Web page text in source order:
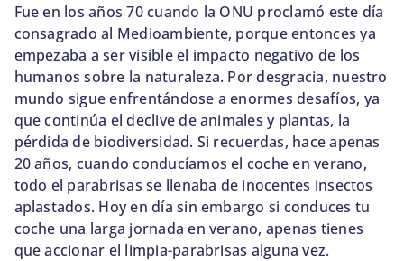
Fue en los años 70 cuando la ONU proclamó este día
consagrado al Medioambiente, porque entonces ya
empezaba a ser visible el impacto negativo de los
humanos sobre la naturaleza. Por desgracia, nuestro
mundo sigue enfrentándose a enormes desafíos, ya
que continúa el declive de animales y plantas, la
pérdida de biodiversidad. Si recuerdas, hace apenas
20 años, cuando conducíamos el coche en verano,
todo el parabrisas se llenaba de inocentes insectos
aplastados. Hoy en día sin embargo si conduces tu
coche una larga jornada en verano, apenas tienes
que accionar el limpia-parabrisas alguna vez.